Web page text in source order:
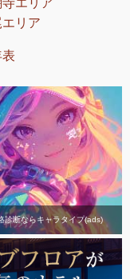
エリア
リア
診断ならキャラタイプ(ads)